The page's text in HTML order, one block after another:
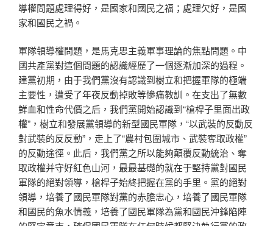
導權問題處理得好，是國家和國民之福；處理欠好，是國
家和國民之禍。
軍隊領導權問題，是馬克思主義軍事理論的焦點問題。中
國共產黨對這個問題的認識經歷了一個逐漸加深的過程。
建黨初期，由于我們黨沒有認識到樹立和把握軍隊的極端
主要性，遭受了年夜反動掉敗等慘痛教訓。在支出了無數
鮮血和性命代價之后，我們黨開始認識到“槍桿子里面出政
權”，樹立和發展黨領導的新型國民軍隊，“以武裝的反動反
對武裝的反反動”，走上了“農村包圍城市、武裝奪取政權”
的反動途徑。此后，我們黨之所以能夠顛覆反動統治、奪
取政權并守好紅色山河，最最基礎的就在于堅持黨對國民
軍隊的絕對領導，槍桿子始終把握在黨的手里。黨的絕對
領導，培養了國民軍隊對黨的赤膽忠心，培養了國民軍隊
和國民的魚水情義，培養了國民軍隊為黨和國民沖鋒陷陣